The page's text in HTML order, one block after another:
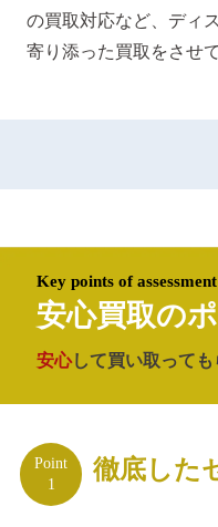
の買取対応など、ディ
寄り添った買取をさせ
Key points of assessment
安心買取の
安心して買い取って
Point
1
徹底した